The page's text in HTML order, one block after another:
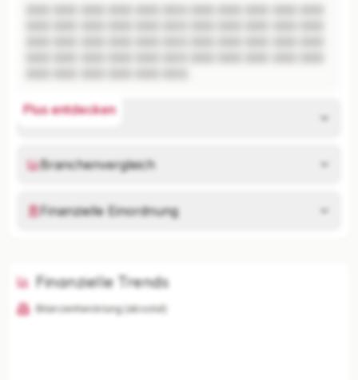
Plus entdecken
Risikoanalyse
Branchenvergleich
Finanzielle Einordnung
Finanzielle Trends
Bilanzentwicklung (absolut)